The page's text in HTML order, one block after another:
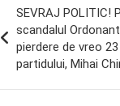
SEVRAJ POLITIC!
scandalul
pierdere de vreo
partidului, Mihai